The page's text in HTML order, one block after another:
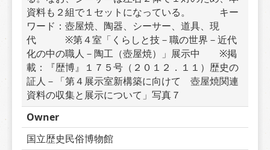
資料も２組で１セットになっている。　　　キー
ワード：壺屋焼、陶器、シーサー、道具、現
代　　　※第４室「くらしと技－職の世界－近代
化の中の職人－陶工（壺屋焼）」展示中　　※掲
載：『歴博』１７５号（２０１２．１１）歴史の
証人－「第４展示室新構築に向けて　壺屋焼関連
資料の収集と展示について」写真７
Owner
国立歴史民俗博物館